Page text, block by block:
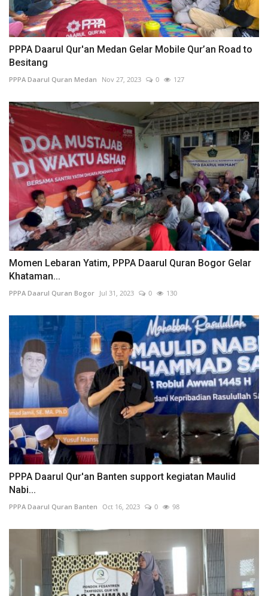
PPPA Daarul Qur'an Medan Gelar Mobile Qur’an Road to
Besitang
PPPA Daarul Quran Medan Nov 27, 2023 0 127
Momen Lebaran Yatim, PPPA Daarul Quran Bogor Gelar
Khataman...
PPPA Daarul Quran Bogor Jul 31, 2023 0 130
PPPA Daarul Qur'an Banten support kegiatan Maulid
Nabi...
PPPA Daarul Quran Banten Oct 16, 2023 0 98